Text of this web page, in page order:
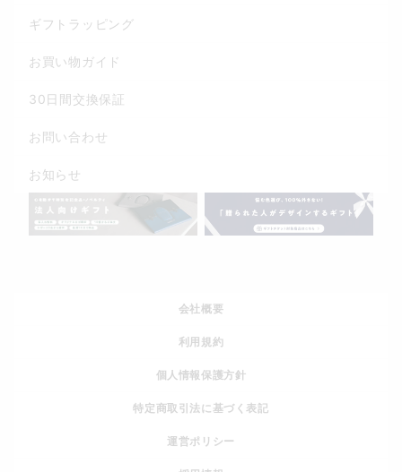
ギフトラッピング
お買い物ガイド
30日間交換保証
お問い合わせ
お知らせ
会社概要
利用規約
個人情報保護方針
特定商取引法に基づく表記
運営ポリシー